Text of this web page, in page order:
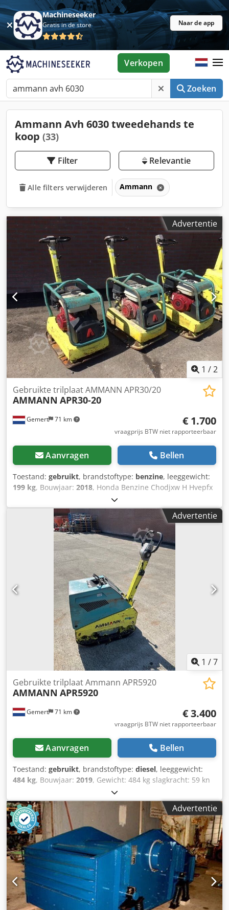
Machineseeker
Gratis in de store Naar de app
Zoeken
Verkopen
Ammann Avh 6030 tweedehands te
koop (33)
Filter Relevantie
Alle filters verwijderen Ammann
Advertentie
1 /2
Gemert 71 km
Gebruikte trilplaat AMMANN APR30/20
AMMANN APR30-20
€ 1.700
vraagprijs BTW niet rapporteerbaar
Aanvragen Bellen
Toestand: gebruikt, brandstoftype: benzine, leeggewicht:
199 kg, Bouwjaar: 2018, Honda Benzine Chodjxw H Hvepfx
Ahcja Handgestart. Gewicht: 199 kg slagkracht: 30kn
Breedte plaat: 50cm Vooruit/teruguit Prijs: €1.700,- ex BTW
Meerdere op voorraad!!
Advertentie
1 /7
Gemert 71 km
Gebruikte trilplaat Ammann APR5920
AMMANN APR5920
€ 3.400
vraagprijs BTW niet rapporteerbaar
Aanvragen Bellen
Toestand: gebruikt, brandstoftype: diesel, leeggewicht:
484 kg, Bouwjaar: 2019, Gewicht: 484 kg slagkracht: 59 kn
Diesel, 1 cylinder Hatz (1b40)\ Vooruit/ teruguit. Elektrisch
gestart. Breedte plaat: 60 cm Prijs per stuk: € 3.400,- ex
BTW Csdpsxw H Hcofx Ahceha Meerdere op voorraad!
Advertentie